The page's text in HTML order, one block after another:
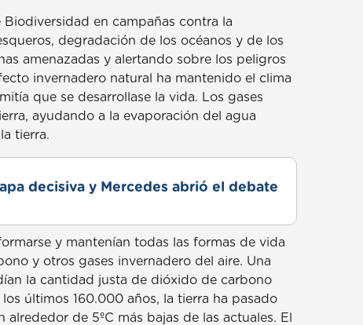
en campañas contra la
degradación de los océanos y de los
amenazadas y alertando sobre los peligros
invernadero natural ha mantenido el clima
que se desarrollase la vida. Los gases
ayudando a la evaporación del agua
tierra.
decisiva y Mercedes abrió el debate
y mantenían todas las formas de vida
y otros gases invernadero del aire. Una
la cantidad justa de dióxido de carbono
últimos 160.000 años, la tierra ha pasado
de 5ºC más bajas de las actuales. El